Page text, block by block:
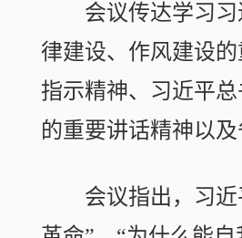
会议传达学习
律建设、作风建设
指示精神、习近平
的重要讲话精神以及
会议指出，习